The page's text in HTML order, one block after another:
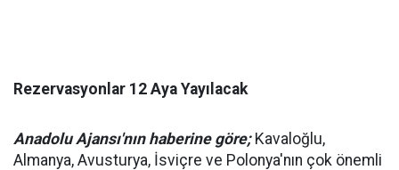
Rezervasyonlar 12 Aya Yayılacak
Anadolu Ajansı'nın haberine göre;Kavaloğlu,
Almanya, Avusturya, İsviçre ve Polonya'nın çok önemli